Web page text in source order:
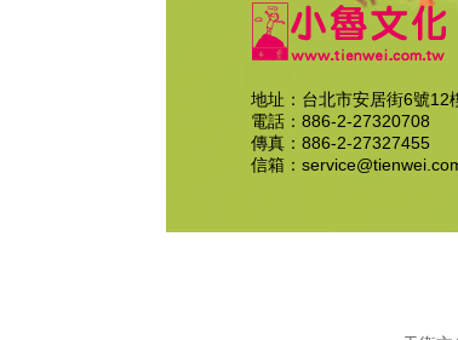
地址：台北市安居街6號12
電話：886-2-27320708
傳真：886-2-27327455
信箱：